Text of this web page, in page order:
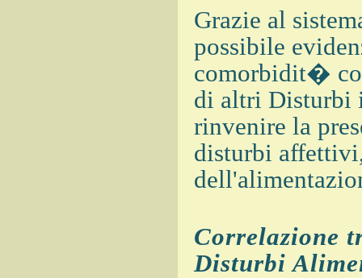
Grazie al
possibile
comorbidit�
di altri Disturbi
rinvenire la
disturbi
Correlazione
Disturbi